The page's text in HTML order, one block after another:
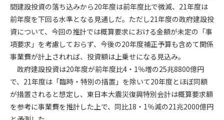
間建設投資の落ち込みから20年度は前年度比で微減、21年度は
前年度を下回る水準となる見通しだ。ただし21年度の政府建設投
資について、今回の推計では概算要求における金額が未定の「事
項要求」を考慮しておらず、今後の20年度補正予算も含めて関係
事業費が計上されれば、投資額は上乗せになる見込み。
政府建設投資は20年度が前年度比4・1％増の25兆8800億円
で、21年度は「臨時・特別の措置」を除いて20年度とほぼ同額
が措置されると想定し、東日本大震災復興特別会計は概算要求額
を参考に事業費を推計した上で、同比18・1％減の21兆2000億円
の何れかの項目に該当することがわかった場合、その者の会
員としての権限を承認しないことがあります。
(1) 会員申し込みをした者が実在しなかった場合
(2) 本規約に違反した場合/li>
(3) 会員申し込みの際、申告事項に虚偽があった場合
(4) 会員申込者が管理者所定の手続き通りに会員申込手続き処
理を行わなかった場合
(5) その他管理者が会員とすることを不適当と判断した場合
2. 管理者は承認後であっても承認した会員が前項の何れかに該
当することが判明した場合、会員資格を取り消すことがあり